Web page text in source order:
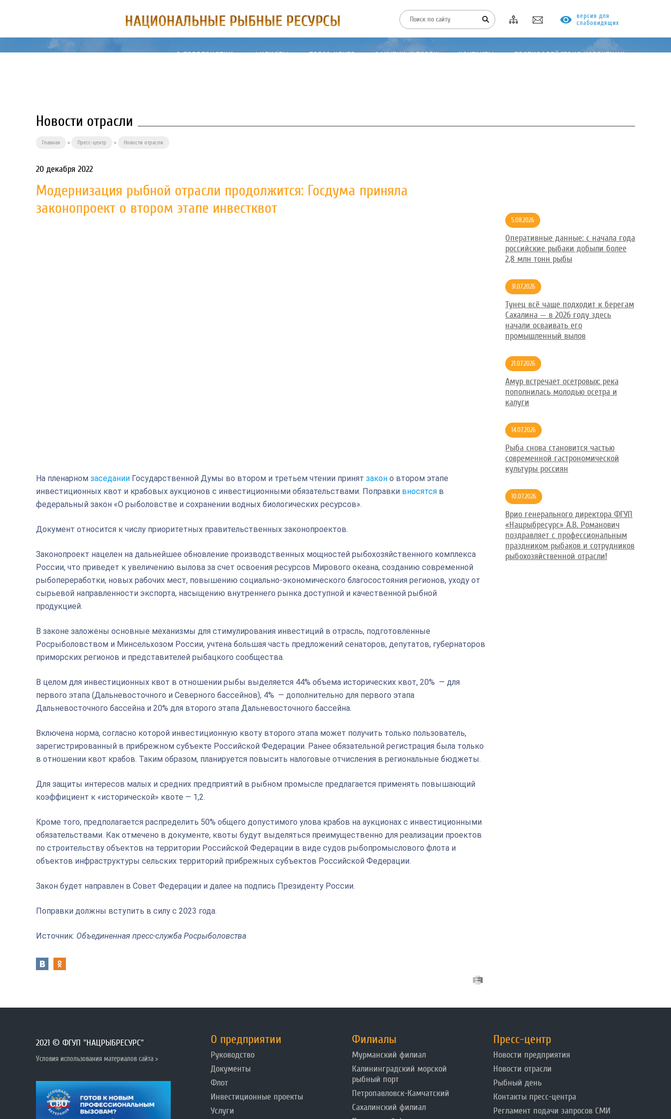
версия для
слабовидящих
О ПРЕДПРИЯТИИ ФИЛИАЛЫ ПРЕСС-ЦЕНТР ЗАКУПКИ И ТОРГИ КОНТАКТЫ ПРОТИВОДЕЙСТВИЕ КОРРУПЦИИ
Новости отрасли
Главная » Пресс-центр » Новости отрасли
20 декабря 2022
Модернизация рыбной отрасли продолжится: Госдума приняла
законопроект о втором этапе инвестквот
На пленарном заседании Государственной Думы во втором и третьем чтении принят закон о втором этапе
инвестиционных квот и крабовых аукционов с инвестиционными обязательствами. Поправки вносятся в
федеральный закон «О рыболовстве и сохранении водных биологических ресурсов».
Документ относится к числу приоритетных правительственных законопроектов.
Законопроект нацелен на дальнейшее обновление производственных мощностей рыбохозяйственного комплекса
России, что приведет к увеличению вылова за счет освоения ресурсов Мирового океана, созданию современной
рыбопереработки, новых рабочих мест, повышению социально-экономического благосостояния регионов, уходу от
сырьевой направленности экспорта, насыщению внутреннего рынка доступной и качественной рыбной
продукцией.
В законе заложены основные механизмы для стимулирования инвестиций в отрасль, подготовленные
Росрыболовством и Минсельхозом России, учтена большая часть предложений сенаторов, депутатов, губернаторов
приморских регионов и представителей рыбацкого сообщества.
В целом для инвестиционных квот в отношении рыбы выделяется 44% объема исторических квот, 20% — для
первого этапа (Дальневосточного и Северного бассейнов), 4% — дополнительно для первого этапа
Дальневосточного бассейна и 20% для второго этапа Дальневосточного бассейна.
Включена норма, согласно которой инвестиционную квоту второго этапа может получить только пользователь,
зарегистрированный в прибрежном субъекте Российской Федерации. Ранее обязательной регистрация была только
в отношении квот крабов. Таким образом, планируется повысить налоговые отчисления в региональные бюджеты.
Для защиты интересов малых и средних предприятий в рыбном промысле предлагается применять повышающий
коэффициент к «исторической» квоте — 1,2.
Кроме того, предполагается распределить 50% общего допустимого улова крабов на аукционах с инвестиционными
обязательствами. Как отмечено в документе, квоты будут выделяться преимущественно для реализации проектов
по строительству объектов на территории Российской Федерации в виде судов рыбопромыслового флота и
объектов инфраструктуры сельских территорий прибрежных субъектов Российской Федерации.
Закон будет направлен в Совет Федерации и далее на подпись Президенту России.
Поправки должны вступить в силу с 2023 года.
Источник: Объединенная пресс-служба Росрыболовства
5.08.2026
Оперативные данные: с начала года
российские рыбаки добыли более
2,8 млн тонн рыбы
31.07.2026
Тунец всё чаще подходит к берегам
Сахалина — в 2026 году здесь
начали осваивать его
промышленный вылов
21.07.2026
Амур встречает осетровых: река
пополнилась молодью осетра и
калуги
14.07.2026
Рыба снова становится частью
современной гастрономической
культуры россиян
10.07.2026
Врио генерального директора ФГУП
«Нацрыбресурс» А.В. Романович
поздравляет с профессиональным
праздником рыбаков и сотрудников
рыбохозяйственной отрасли!
2021 © ФГУП "НАЦРЫБРЕСУРС"
Условия использования материалов сайта >
О предприятии
Руководство
Документы
Флот
Инвестиционные проекты
Услуги
Филиалы
Мурманский филиал
Калининградский морской
рыбный порт
Петропавловск-Камчатский
Сахалинский филиал
Пресс-центр
Новости предприятия
Новости отрасли
Рыбный день
Контакты пресс-центра
Регламент подачи запросов СМИ